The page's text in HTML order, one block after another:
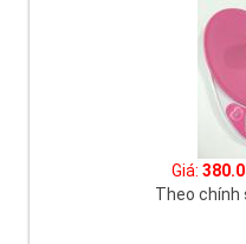
Giá:
Theo